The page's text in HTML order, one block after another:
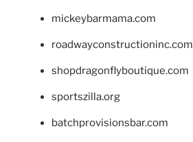
mickeybarmama.com
roadwayconstructioninc.com
shopdragonflyboutique.com
sportszilla.org
batchprovisionsbar.com